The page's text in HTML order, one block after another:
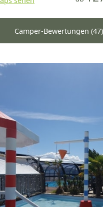
Camper-Bewertungen (47)